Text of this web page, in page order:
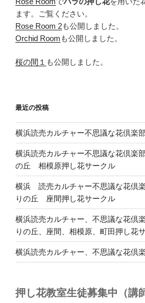
ます。ご覧ください。
Rose Room 2も公開しました。
Orchid Room も公開しました。
桜の間１ も公開しました。
最近の投稿
横浜読売カルチャー不思議な花倶楽
横浜読売カルチャー不思議な花倶楽
の丘 相模原押し花サークル
横浜 読売カルチャー不思議な花倶
りの丘 座間押し花サークル
横浜読売カルチャー、不思議な花倶
りの丘、座間、相模原、町田押し花
横浜読売カルチャー、不思議な花倶
押し花教室生徒募集中（講